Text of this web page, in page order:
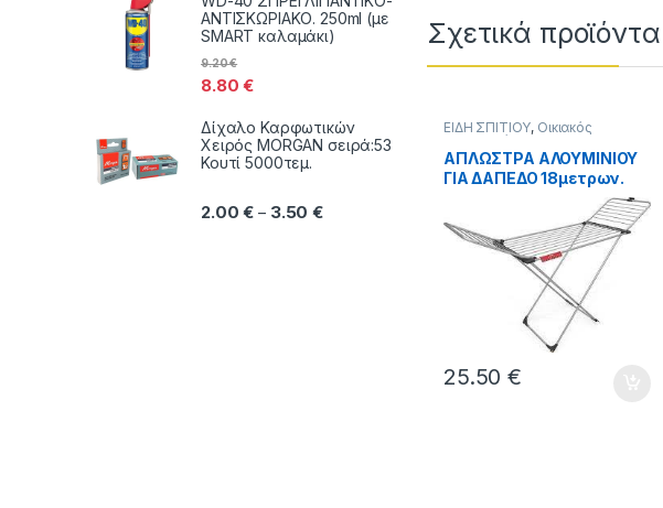
Σχετικά προϊόντα
ΕΙΔΗ ΣΠΙΤΙΟΥ, Οικιακός
εξοπλισμός
ΑΠΛΩΣΤΡΑ ΑΛΟΥΜΙΝΙΟΥ
ΓΙΑ ΔΑΠΕΔΟ 18μετρων.
25.50€
ΑΝΤΙΣΚΩΡΙΑΚΟ. 250ml (με
SMART καλαμάκι)
8.80€
9.20€
Δίχαλο Καρφωτικών
Χειρός MORGAN σειρά:53
Κουτί 5000τεμ.
2.00€ – 3.50€Price range: 2.00 € through 3.50 €